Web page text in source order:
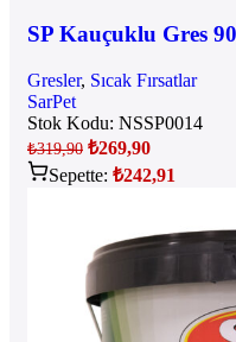
SP Kauçuklu Gres
Gresler, Sıcak Fırsatlar
SarPet
Stok Kodu: NSSP0014
₺319,90 ₺269,90
Sepette: ₺242,91